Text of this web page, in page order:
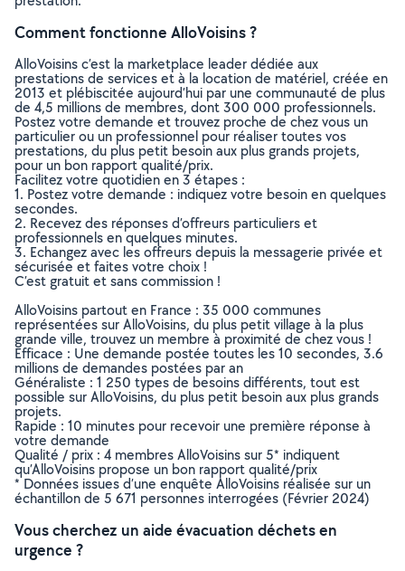
Comment fonctionne AlloVoisins ?
AlloVoisins c’est la marketplace leader dédiée aux
prestations de services et à la location de matériel, créée en
2013 et plébiscitée aujourd’hui par une communauté de plus
de 4,5 millions de membres, dont 300 000 professionnels.
Postez votre demande et trouvez proche de chez vous un
particulier ou un professionnel pour réaliser toutes vos
prestations, du plus petit besoin aux plus grands projets,
pour un bon rapport qualité/prix.
Facilitez votre quotidien en 3 étapes :
1. Postez votre demande : indiquez votre besoin en quelques
secondes.
2. Recevez des réponses d’offreurs particuliers et
professionnels en quelques minutes.
3. Echangez avec les offreurs depuis la messagerie privée et
sécurisée et faites votre choix !
C’est gratuit et sans commission !
AlloVoisins partout en France : 35 000 communes
représentées sur AlloVoisins, du plus petit village à la plus
grande ville, trouvez un membre à proximité de chez vous !
Efficace : Une demande postée toutes les 10 secondes, 3.6
millions de demandes postées par an
Généraliste : 1 250 types de besoins différents, tout est
possible sur AlloVoisins, du plus petit besoin aux plus grands
projets.
Rapide : 10 minutes pour recevoir une première réponse à
votre demande
Qualité / prix : 4 membres AlloVoisins sur 5* indiquent
qu’AlloVoisins propose un bon rapport qualité/prix
* Données issues d’une enquête AlloVoisins réalisée sur un
échantillon de 5 671 personnes interrogées (Février 2024)
Vous cherchez un aide évacuation déchets en
urgence ?